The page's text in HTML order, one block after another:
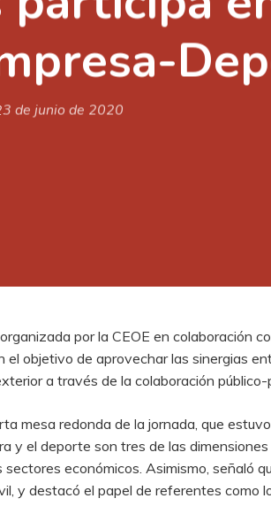
de junio de 2020
por la CEOE en colaboración
objetivo de aprovechar las sinergias
a través de la colaboración público-
mesa redonda de la jornada, que
y el deporte son tres de las
económicos. Asimismo, señaló
y destacó el papel de referentes como